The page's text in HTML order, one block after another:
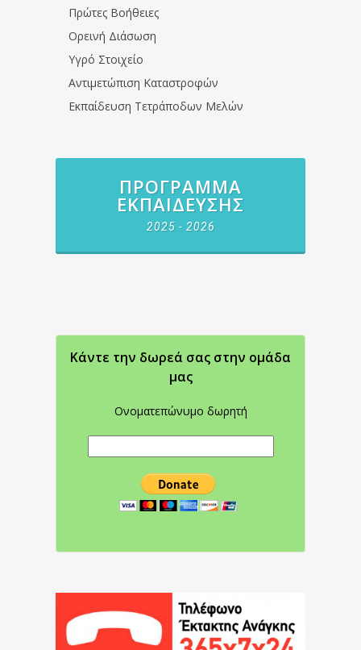
Πρώτες Βοήθειες
Ορεινή Διάσωση
Υγρό Στοιχείο
Αντιμετώπιση Καταστροφών
Εκπαίδευση Τετράποδων Μελών
ΠΡΌΓΡΑΜΜΑ
ΕΚΠΑΊΔΕΥΣΗΣ
2025 - 2026
Κάντε την δωρεά σας στην oμάδα
μας
Ονοματεπώνυμο δωρητή